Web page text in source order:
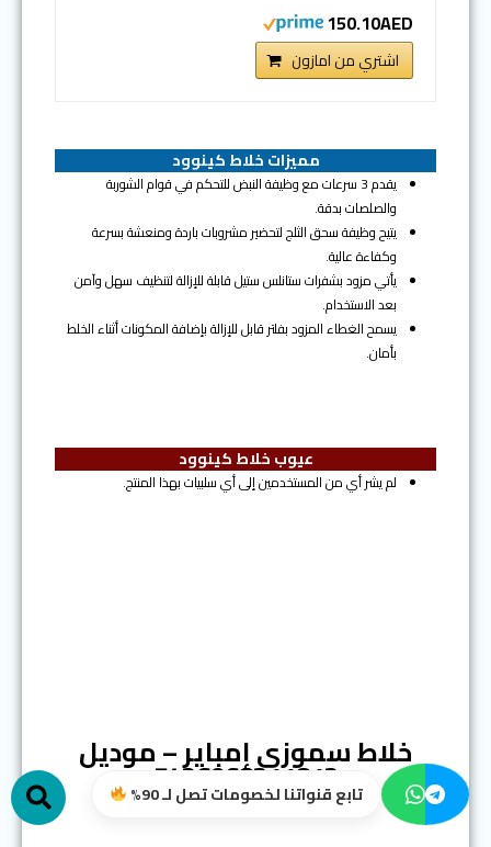
150.10AED
اشتري من امازون
مميزات خلاط كينوود
يقدم 3 سرعات مع وظيفة النبض للتحكم في قوام الشوربة
والصلصات بدقة.
يتيح وظيفة سحق الثلج لتحضير مشروبات باردة ومنعشة بسرعة
وكفاءة عالية.
يأتي مزود بشفرات ستانلس ستيل قابلة للإزالة لتنظيف سهل وآمن
بعد الاستخدام.
يسمح الغطاء المزود بفلتر قابل للإزالة بإضافة المكونات أثناء الخلط
بأمان.
عيوب خلاط كينوود
لم يشر أي من المستخدمين إلى أي سلبيات بهذا المنتج.
خلاط سموزي إمباير – موديل
7426968311812
تابع قنواتنا لخصومات تصل لـ 90%